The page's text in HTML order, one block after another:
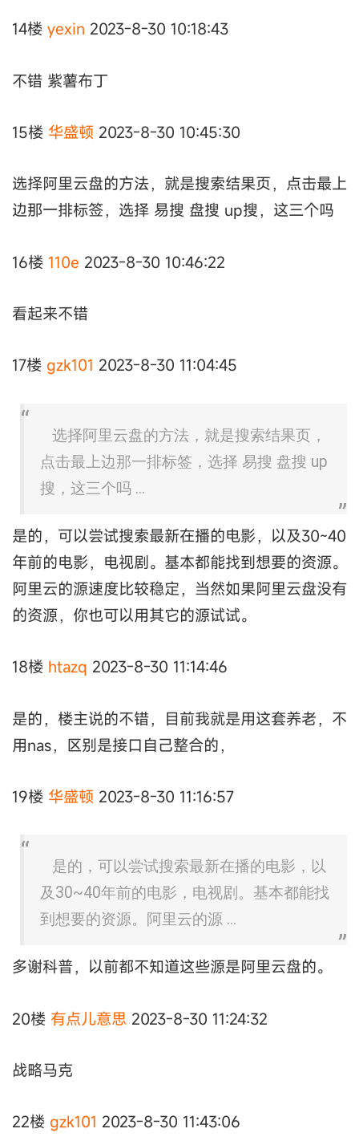
14楼 yexin 2023-8-30 10:18:43
不错 紫薯布丁
15楼 华盛顿 2023-8-30 10:45:30
选择阿里云盘的方法，就是搜索结果页，点击最上
边那一排标签，选择 易搜 盘搜 up搜，这三个吗
16楼 110e 2023-8-30 10:46:22
看起来不错
17楼 gzk101 2023-8-30 11:04:45
选择阿里云盘的方法，就是搜索结果页，
点击最上边那一排标签，选择 易搜 盘搜 up
搜，这三个吗 ...
是的，可以尝试搜索最新在播的电影，以及30~40
年前的电影，电视剧。基本都能找到想要的资源。
阿里云的源速度比较稳定，当然如果阿里云盘没有
的资源，你也可以用其它的源试试。
18楼 htazq 2023-8-30 11:14:46
是的，楼主说的不错，目前我就是用这套养老，不
用nas，区别是接口自己整合的，
19楼 华盛顿 2023-8-30 11:16:57
是的，可以尝试搜索最新在播的电影，以
及30~40年前的电影，电视剧。基本都能找
到想要的资源。阿里云的源 ...
多谢科普，以前都不知道这些源是阿里云盘的。
20楼 有点儿意思 2023-8-30 11:24:32
战略马克
22楼 gzk101 2023-8-30 11:43:06